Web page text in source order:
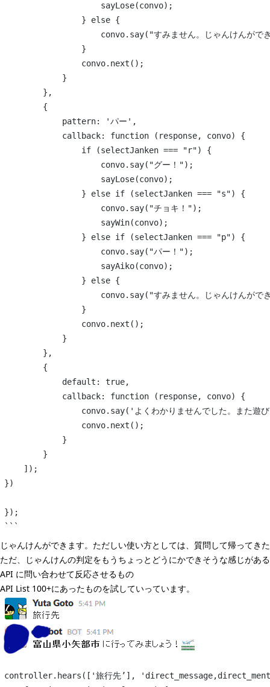
                    sayLose(convo);
                } else {
convo.say("すみません。じゃんけんがで
                }
                convo.next();
            }
        },
        {
            pattern: 'パー',
            callback: function (response, convo) {
                if (selectJanken === "r") {
                    convo.say("グー！");
                    sayLose(convo);
                } else if (selectJanken === "s") {
                    convo.say("チョキ！");
                    sayWin(convo);
                } else if (selectJanken === "p") {
                    convo.say("パー！");
                    sayAiko(convo);
                } else {
convo.say("すみません。じゃんけんがで
                }
                convo.next();
            }
        },
        {
            default: true,
            callback: function (response, convo) {
convo.say('よくわかりませんでした。また遊
                convo.next();
            }
        }
    ]);
})
});
```
じゃんけんができます。ただしい使い方としては、質問して帰って
ただ、じゃんけんの判定をもうちょっとどうにかできそうな感じがあ
API に問い合わせて反応させるもの
API List 100+にあったものを試していっています。
controller.hears(['旅行先’],